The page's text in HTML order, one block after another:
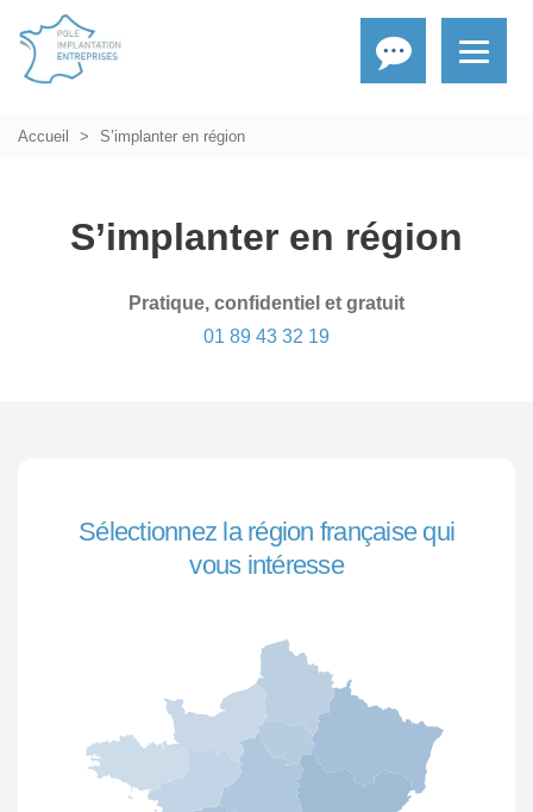
Accueil S’implanter en région
S’implanter en région
Pratique, confidentiel et gratuit
01 89 43 32 19
Sélectionnez la région française qui
vous intéresse